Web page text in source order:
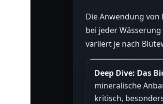
Die Anwendung von
bei jeder
variiert je nach
Deep Dive: Das
mineralische
kritisch,